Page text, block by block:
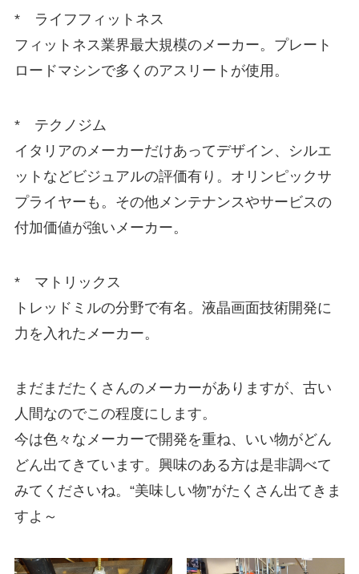
* ライフフィットネス
フィットネス業界最大規模のメーカー。プレート
ロードマシンで多くのアスリートが使用。
* テクノジム
イタリアのメーカーだけあってデザイン、シルエ
ットなどビジュアルの評価有り。オリンピックサ
プライヤーも。その他メンテナンスやサービスの
付加価値が強いメーカー。
* マトリックス
トレッドミルの分野で有名。液晶画面技術開発に
力を入れたメーカー。
まだまだたくさんのメーカーがありますが、古い
人間なのでこの程度にします。
今は色々なメーカーで開発を重ね、いい物がどん
どん出てきています。興味のある方は是非調べて
みてくださいね。“美味しい物”がたくさん出てきま
すよ～